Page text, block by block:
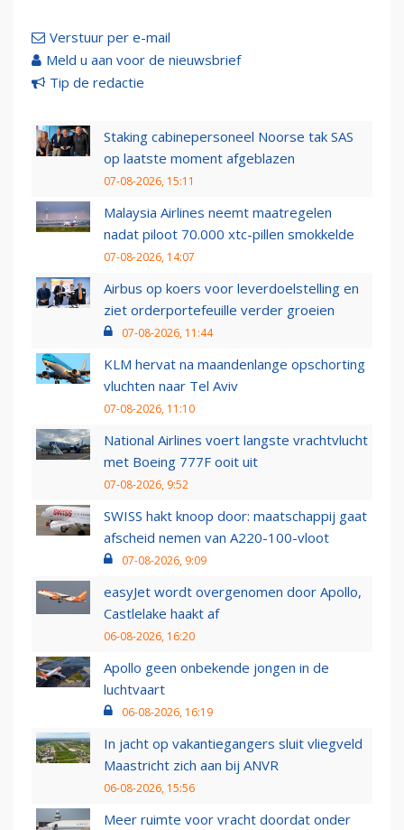
Verstuur per e-mail
Meld u aan voor de nieuwsbrief
Tip de redactie
Staking cabinepersoneel Noorse tak SAS
op laatste moment afgeblazen
07-08-2026, 15:11
Malaysia Airlines neemt maatregelen
nadat piloot 70.000 xtc-pillen smokkelde
07-08-2026, 14:07
Airbus op koers voor leverdoelstelling en
ziet orderportefeuille verder groeien
07-08-2026, 11:44
KLM hervat na maandenlange opschorting
vluchten naar Tel Aviv
07-08-2026, 11:10
National Airlines voert langste vrachtvlucht
met Boeing 777F ooit uit
07-08-2026, 9:52
SWISS hakt knoop door: maatschappij gaat
afscheid nemen van A220-100-vloot
07-08-2026, 9:09
easyJet wordt overgenomen door Apollo,
Castlelake haakt af
06-08-2026, 16:20
Apollo geen onbekende jongen in de
luchtvaart
06-08-2026, 16:19
In jacht op vakantiegangers sluit vliegveld
Maastricht zich aan bij ANVR
06-08-2026, 15:56
Meer ruimte voor vracht doordat onder